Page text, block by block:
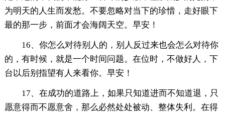
为明天的人生而发愁。不要忽略对当下的珍惜，走好眼下
最的那一步，前面才会海阔天空。早安！
16、你怎么对待别人的，别人反过来也会怎么对待你
的，有时候，就是一个时间问题。在位时，不做好人，下
台以后别指望有人来看你。早安！
17、在成功的道路上，如果只知道进而不知道退，只
愿意得而不愿意舍，那么必然处处被动、整体失利。在得